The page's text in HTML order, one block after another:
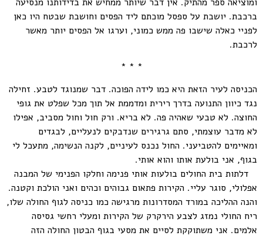
ברכבת. יושבת על ספסל מוכתם ליד הפסים וחושבת שבטח היו כאן
לפניי כאלה שישבו פה ממש כמוני, וערגו אל הפסים יותר מאשר
לרכבת.
* * *
הכניסה לעיר הזאת היא כמו לידה הפוכה. דבר שמנוגד לטבע. זחילה
נגד כיוון התנועה בדרך רירית ומדממת אל תוך מכל שפלט את גופי
החוצה. לא טבעי שאהיה פה. לא בריא. ורק חול וחול מסביב, אפילו
לא מדבר עוצמתי, סתם גרגירים שנדבקים לנעליים, לבגדים
ומאיימים להטביעני. החול נכנס לעיניים, לקנה הנשימה, מתעכל לי
בגוף, אני בולעת אותו והוא אותי.
דלתות בית החולים בולעות אותי פנימה וחלקו הפנימי של המבנה
אפלולי, סוגר עליי. הקירות פתאום גבוהים וכהים ואני הולכת וקטנה.
והנה ההליכה במורד המסדרונות מרגישה כמו כניסה לגוף החולה שלו,
ריח החולי נמזג לצבע הירקרק של הקירות ומעלי רחשי גסיסה
אלמים. אני משתוקקת לסיים את מסעי בגוף הבטון החולה הזה